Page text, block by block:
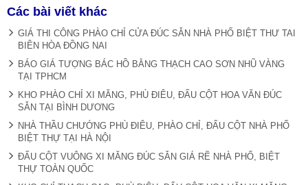
Các bài viết khác
GIÁ THI CÔNG PHÀO CHỈ CỬA ĐÚC SẴN NHÀ PHỐ BIỆT THƯ TAI
BIÊN HÒA ĐỒNG NAI
BÁO GIÁ TƯỢNG BÁC HỒ BẰNG THẠCH CAO SƠN NHŨ VÀNG
TẠI TPHCM
KHO PHÀO CHỈ XI MĂNG, PHÙ ĐIÊU, ĐẤU CỘT HOA VĂN ĐÚC
SẴN TẠI BÌNH DƯƠNG
NHÀ THẦU CHƯỚNG PHÙ ĐIÊU, PHÀO CHỈ, ĐẤU CỘT NHÀ PHỐ
BIỆT THỰ TẠI HÀ NỘI
ĐẤU CỘT VUÔNG XI MĂNG ĐÚC SẴN GIÁ RẼ NHÀ PHỐ, BIỆT
THỰ TOÀN QUỐC